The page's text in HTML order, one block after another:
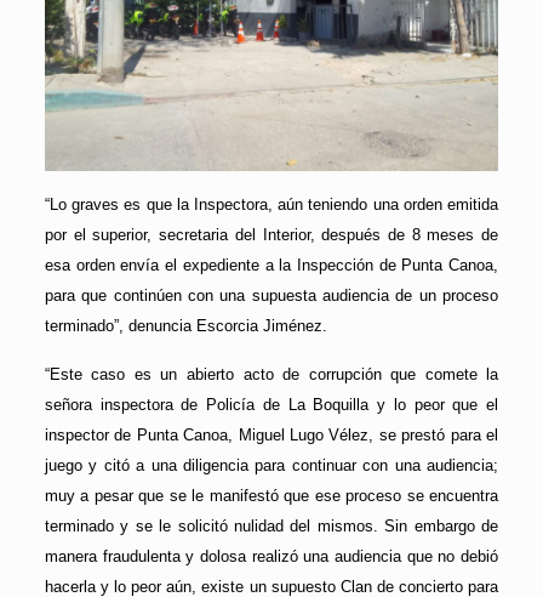
“Lo graves es que la Inspectora, aún teniendo una orden emitida
por el superior, secretaria del Interior, después de 8 meses de
esa orden envía el expediente a la Inspección de Punta Canoa,
para que continúen con una supuesta audiencia de un proceso
terminado”, denuncia Escorcia Jiménez.
“Este caso es un abierto acto de corrupción que comete la
señora inspectora de Policía de La Boquilla y lo peor que el
inspector de Punta Canoa, Miguel Lugo Vélez, se prestó para el
juego y citó a una diligencia para continuar con una audiencia;
muy a pesar que se le manifestó que ese proceso se encuentra
terminado y se le solicitó nulidad del mismos. Sin embargo de
manera fraudulenta y dolosa realizó una audiencia que no debió
hacerla y lo peor aún, existe un supuesto Clan de concierto para